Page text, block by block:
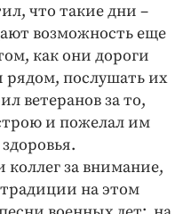
что такие дни –
возможность еще
как они дороги
рядом, послушать их
ветеранов за то,
и пожелал им
за внимание,
на этом